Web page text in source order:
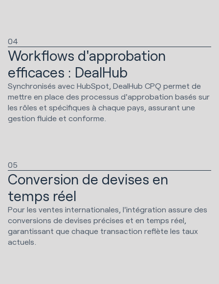
04
Workflows d'approbation
efficaces : DealHub
Synchronisés avec HubSpot, DealHub CPQ permet de
mettre en place des processus d'approbation basés sur
les rôles et spécifiques à chaque pays, assurant une
gestion fluide et conforme.
05
Conversion de devises en
temps réel
Pour les ventes internationales, l'intégration assure des
conversions de devises précises et en temps réel,
garantissant que chaque transaction reflète les taux
actuels.